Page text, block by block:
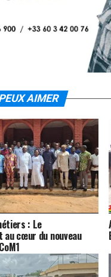
AIMER
: Le
au cœur du nouveau